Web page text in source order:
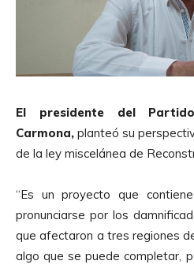
El presidente del
Carmona, planteó su
de la ley miscelánea de
“Es un proyecto que
pronunciarse por los
que afectaron a tres regiones
algo que se puede completar,